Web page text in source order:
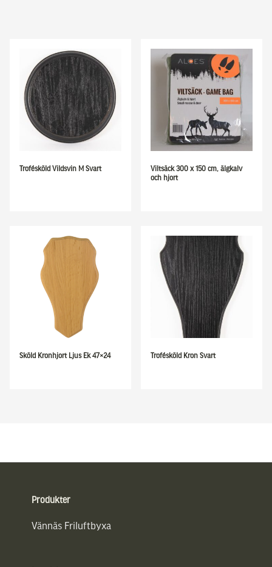
Trofésköld Vildsvin M Svart
Viltsäck 300 x 150 cm, älgkalv
och hjort
Sköld Kronhjort Ljus Ek 47×24 Trofésköld Kron Svart
Produkter
Vännäs Friluftbyxa